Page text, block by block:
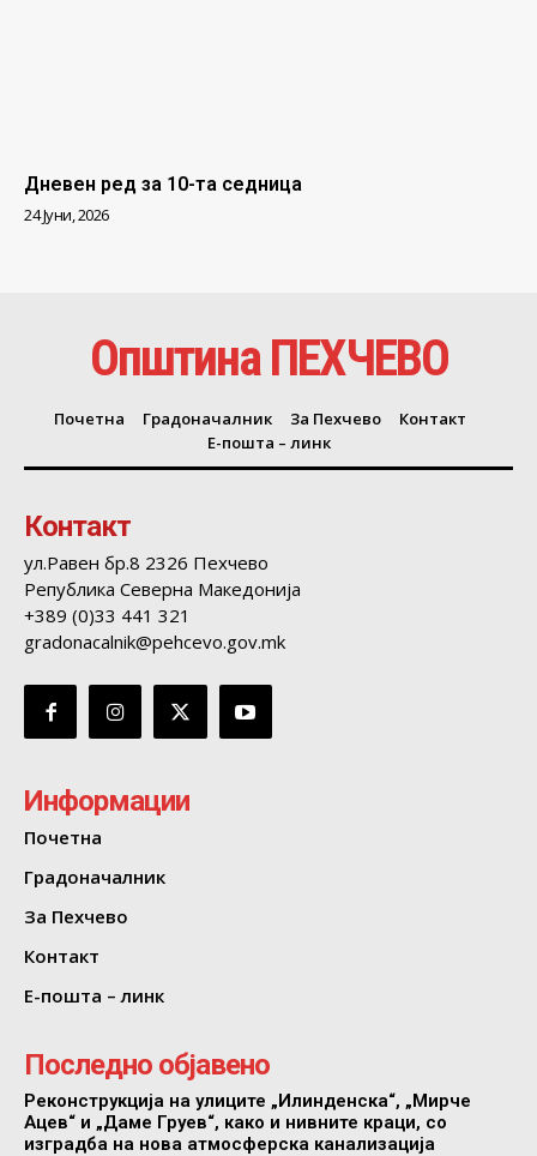
Дневен ред за 10-та седница
24 Јуни, 2026
Општина ПЕХЧЕВО
Почетна Градоначалник За Пехчево
Контакт
Е-пошта – линк
Контакт
ул.Равен бр.8 2326 Пехчево
Република Северна Македонија
+389 (0)33 441 321
gradonacalnik@pehcevo.gov.mk
Информации
Почетна
Градоначалник
За Пехчево
Контакт
Е-пошта – линк
Последно објавено
Реконструкција на улиците „Илинденска“, „Мирче
Ацев“ и „Даме Груев“, како и нивните краци, со
изградба на нова атмосферска канализација